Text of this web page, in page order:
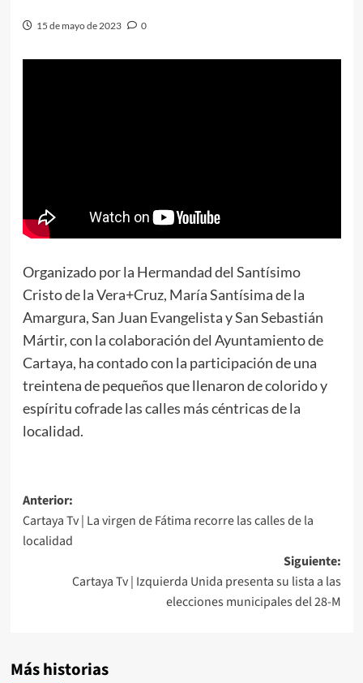
15 de mayo de 2023 0
Organizado por la Hermandad del Santísimo
Cristo de la Vera+Cruz, María Santísima de la
Amargura, San Juan Evangelista y San Sebastián
Mártir, con la colaboración del Ayuntamiento de
Cartaya, ha contado con la participación de una
treintena de pequeños que llenaron de colorido y
espíritu cofrade las calles más céntricas de la
localidad.
Anterior:
Cartaya Tv | La virgen de Fátima recorre las calles de la
localidad
Siguiente:
Cartaya Tv | Izquierda Unida presenta su lista a las
elecciones municipales del 28-M
Más historias